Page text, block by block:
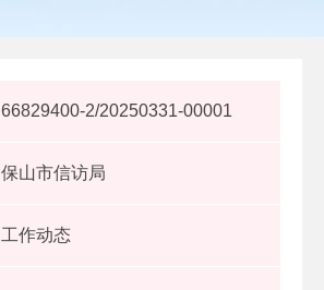
66829400-2/20250331-00001
保山市信访局
工作动态